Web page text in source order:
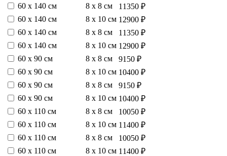
60 х 140 см
8 х 8 см
11350 ₽
60 х 140 см
8 х 10 см 12900 ₽
60 х 140 см
8 х 8 см
11350 ₽
60 х 140 см
8 х 10 см 12900 ₽
60 х 90 см
8 х 8 см
9150 ₽
60 х 90 см
8 х 10 см 10400 ₽
60 х 90 см
8 х 8 см
9150 ₽
60 х 90 см
8 х 10 см 10400 ₽
60 х 110 см
8 х 8 см
10050 ₽
60 х 110 см
8 х 10 см 11400 ₽
60 х 110 см
8 х 8 см
10050 ₽
60 х 110 см
8 х 10 см 11400 ₽